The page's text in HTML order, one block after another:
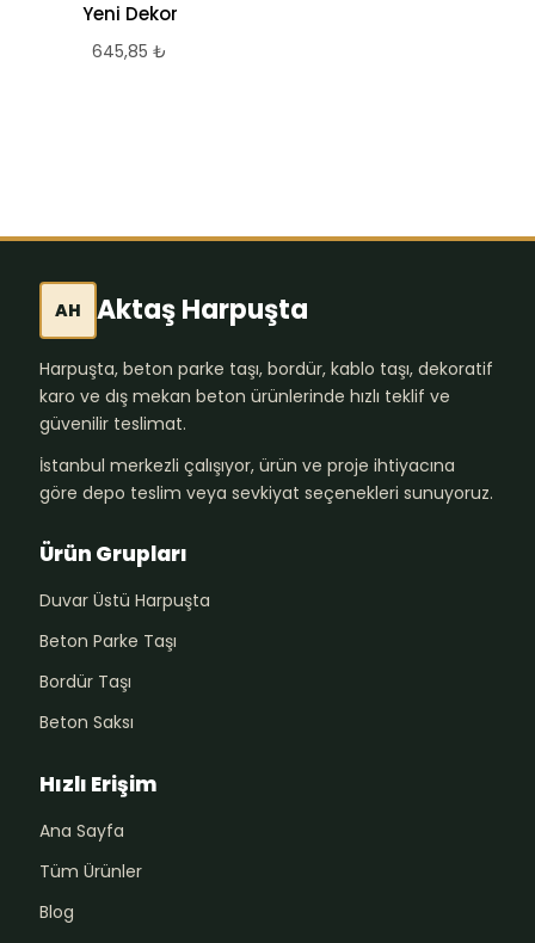
Yeni Dekor
645,85 ₺
AH Aktaş Harpuşta
Harpuşta, beton parke taşı, bordür, kablo taşı, dekoratif
karo ve dış mekan beton ürünlerinde hızlı teklif ve
güvenilir teslimat.
İstanbul merkezli çalışıyor, ürün ve proje ihtiyacına
göre depo teslim veya sevkiyat seçenekleri sunuyoruz.
Ürün Grupları
Duvar Üstü Harpuşta
Beton Parke Taşı
Bordür Taşı
Beton Saksı
Hızlı Erişim
Ana Sayfa
Tüm Ürünler
Blog